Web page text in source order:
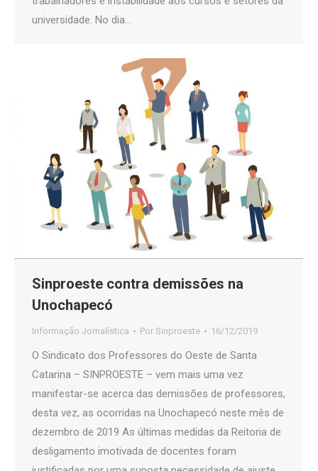
universidade. No dia…
Sinproeste contra demissões na
Unochapecó
Informação Jornalística Por Sinproeste 16/12/2019
O Sindicato dos Professores do Oeste de Santa
Catarina – SINPROESTE – vem mais uma vez
manifestar-se acerca das demissões de professores,
desta vez, as ocorridas na Unochapecó neste mês de
dezembro de 2019 As últimas medidas da Reitoria de
desligamento imotivada de docentes foram